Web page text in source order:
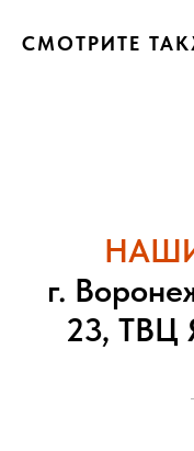
СМОТРИТЕ
г.
23, ТВЦ